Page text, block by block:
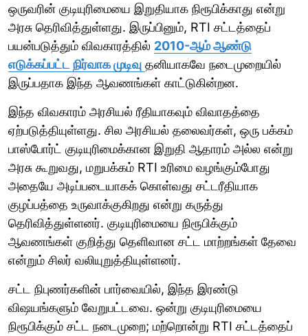
ஒருவரின் குடியுரிமையை இறுதியாக நிரூபிக்காது என்று
அரசு தெரிவித்துள்ளது. இருப்பினும், RTI சட்டத்தைப்
பயன்படுத்தும் விவகாரத்தில் 2010-ஆம் ஆண்டு
எடுக்கப்பட்ட நிர்வாக முடிவு தனியாகவே நடைமுறையில்
இருப்பதாக இந்த ஆவணங்கள் காட்டுகின்றன.
இந்த விவகாரம் அரசியல் ரீதியாகவும் விவாதத்தை
ஏற்படுத்தியுள்ளது. சில அரசியல் தலைவர்கள், ஒரு பக்கம்
பாஸ்போர்ட் குடியுரிமைக்கான இறுதி ஆதாரம் அல்ல என்று
அரசு கூறுவது, மறுபக்கம் RTI உரிமை வழங்கும்போது
அதையே அடிப்படையாகக் கொள்வது சட்டரீதியாக
குழப்பத்தை உருவாக்குகிறது என்று கருத்து
தெரிவித்துள்ளனர். குடியுரிமையை நிரூபிக்கும்
ஆவணங்கள் குறித்து தெளிவான சட்ட மாற்றங்கள் தேவை
என்றும் சிலர் வலியுறுத்தியுள்ளனர்.
சட்ட நிபுணர்களின் பார்வையில், இந்த இரண்டு
விஷயங்களும் வேறுபட்டவை. ஒன்று குடியுரிமையை
நிரூபிக்கும் சட்ட நடைமுறை; மற்றொன்று RTI சட்டத்தைப்